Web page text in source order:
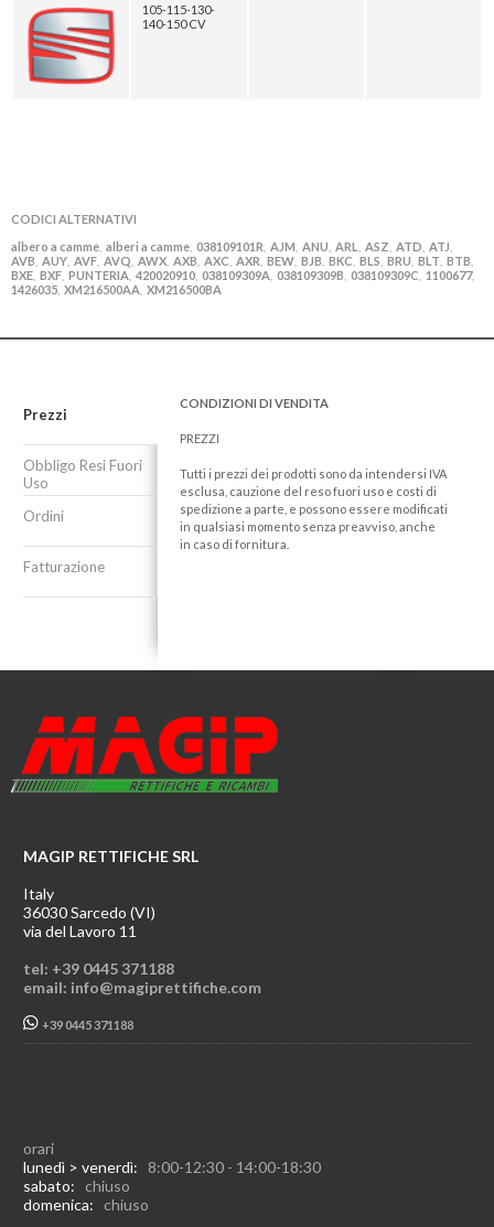
105-115-130-
140-150 CV
CODICI ALTERNATIVI
albero a camme alberi a camme 038109101R AJM ANU ARL ASZ ATD ATJ
AVB AUY AVF AVQ AWX AXB AXC AXR BEW BJB BKC BLS BRU BLT BTB
BXE BXF PUNTERIA 420020910 038109309A 038109309B 038109309C 1100677,
1426035 XM216500AA XM216500BA
Prezzi
Obbligo Resi Fuori
Uso
Ordini
Fatturazione
CONDIZIONI DI VENDITA
PREZZI
Tutti i prezzi dei prodotti sono da intendersi IVA
esclusa, cauzione del reso fuori uso e costi di
spedizione a parte, e possono essere modificati
in qualsiasi momento senza preavviso, anche
in caso di fornitura.
MAGIP RETTIFICHE SRL
Italy
36030 Sarcedo (VI)
via del Lavoro 11
tel: +39 0445 371188
email: info@magiprettifiche.com
+39 0445 371188
orari
lunedì > venerdì: 8:00-12:30 - 14:00-18:30
sabato: chiuso
domenica: chiuso